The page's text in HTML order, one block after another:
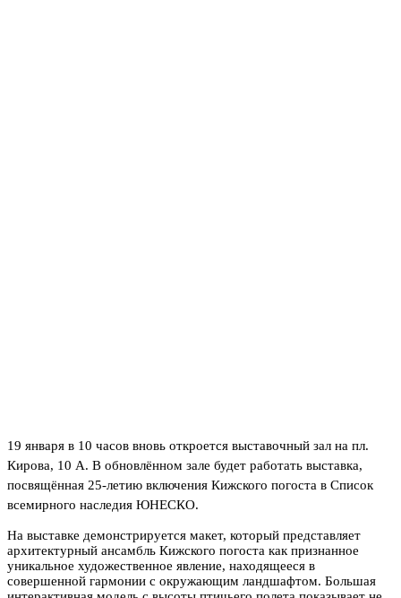
19 января в 10 часов вновь откроется выставочный зал на пл.
Кирова, 10 А. В обновлённом зале будет работать выставка,
посвящённая 25-летию включения Кижского погоста в Список
всемирного наследия ЮНЕСКО.
На выставке демонстрируется макет, который представляет
архитектурный ансамбль Кижского погоста как признанное
уникальное художественное явление, находящееся в
совершенной гармонии с окружающим ландшафтом. Большая